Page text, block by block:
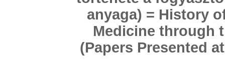
anyaga) = History
Medicine through
(Papers Presented